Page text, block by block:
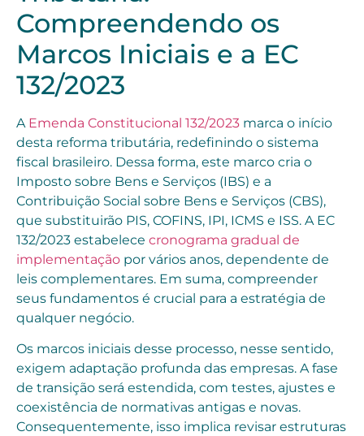
Compreendendo os
Marcos Iniciais e a EC
132/2023
A Emenda Constitucional 132/2023 marca o início
desta reforma tributária, redefinindo o sistema
fiscal brasileiro. Dessa forma, este marco cria o
Imposto sobre Bens e Serviços (IBS) e a
Contribuição Social sobre Bens e Serviços (CBS),
que substituirão PIS, COFINS, IPI, ICMS e ISS. A EC
132/2023 estabelece cronograma gradual de
implementação por vários anos, dependente de
leis complementares. Em suma, compreender
seus fundamentos é crucial para a estratégia de
qualquer negócio.
Os marcos iniciais desse processo, nesse sentido,
exigem adaptação profunda das empresas. A fase
de transição será estendida, com testes, ajustes e
coexistência de normativas antigas e novas.
Consequentemente, isso implica revisar estruturas